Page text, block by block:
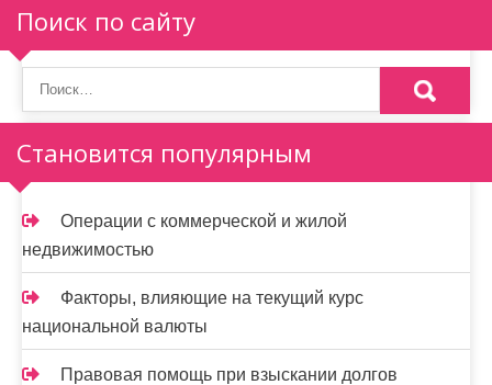
п
о
з
а
п
и
с
я
м
Поиск по сайту
Становится популярным
Операции с коммерческой и жилой
недвижимостью
Факторы, влияющие на текущий курс
национальной валюты
Правовая помощь при взыскании долгов